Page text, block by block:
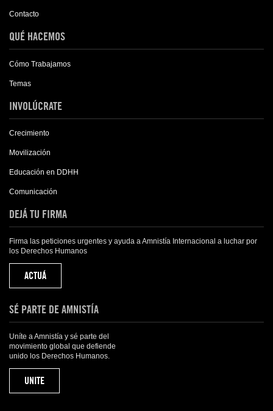
Contacto
QUÉ HACEMOS
Cómo Trabajamos
Temas
INVOLÚCRATE
Crecimiento
Movilización
Educación en DDHH
Comunicación
DEJÁ TU FIRMA
Firma las peticiones urgentes y ayuda a Amnistía Internacional a luchar por
los Derechos Humanos
ACTUÁ
SÉ PARTE DE AMNISTÍA
Uníte a Amnistía y sé parte del
movimiento global que defiende
unido los Derechos Humanos.
UNITE